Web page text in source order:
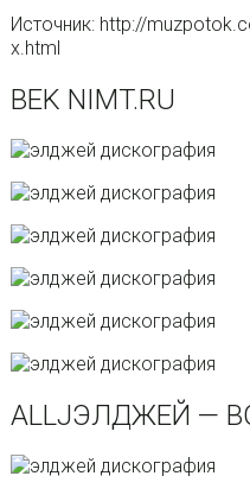
Источник: http://
x.html
BEK NIMT.RU
ALLJЭЛДЖЕЙ —